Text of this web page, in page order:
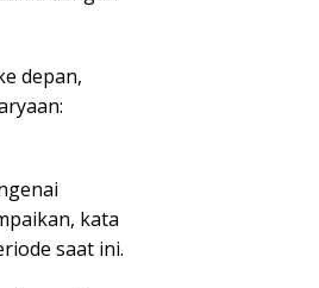
depan,
kata
saat ini.